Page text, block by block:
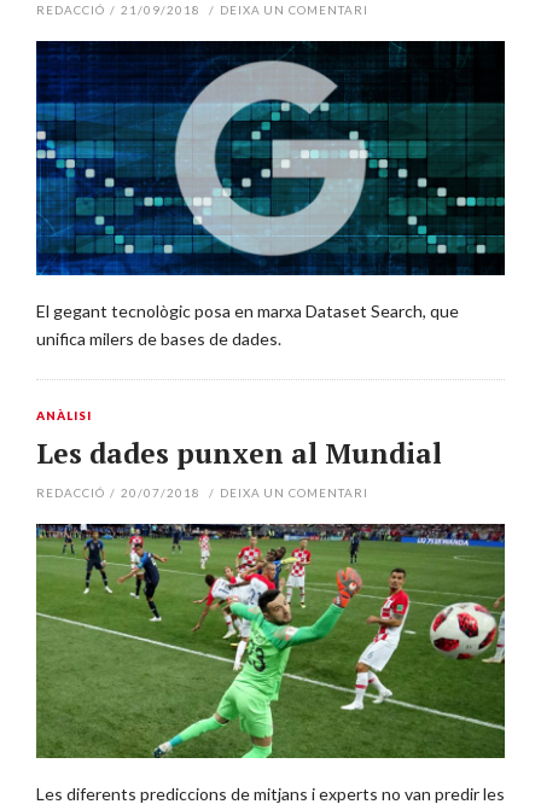
REDACCIÓ / 21/09/2018 / DEIXA UN COMENTARI
El gegant tecnològic posa en marxa Dataset Search, que
unifica milers de bases de dades.
ANÀLISI
Les dades punxen al Mundial
REDACCIÓ / 20/07/2018 / DEIXA UN COMENTARI
Les diferents prediccions de mitjans i experts no van predir les